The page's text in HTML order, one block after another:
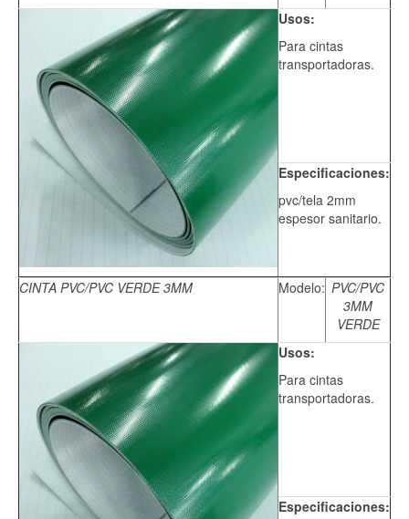
Usos:
Para cintas
transportadoras.
Especificaciones:
pvc/tela 2mm
espesor sanitario.
CINTA PVC/PVC VERDE 3MM Modelo: PVC/PVC
3MM
VERDE
Usos:
Para cintas
transportadoras.
Especificaciones: